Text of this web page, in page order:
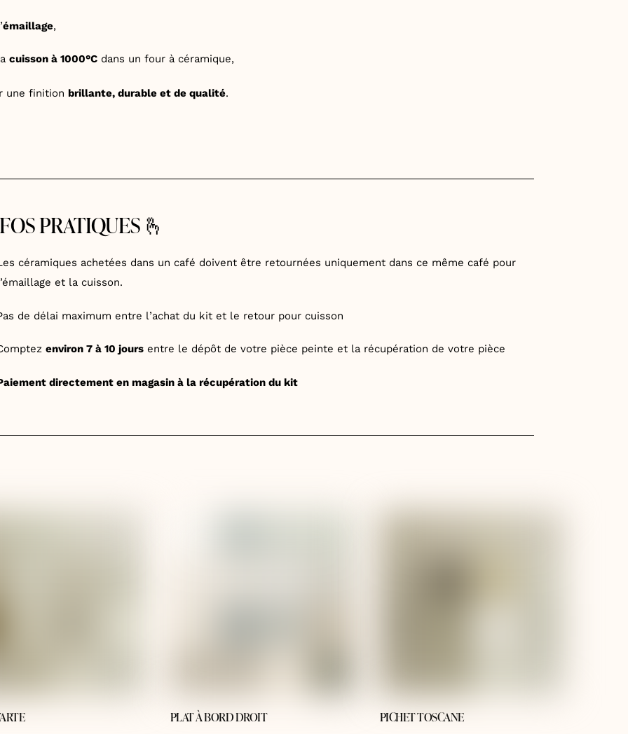
émaillage,
cuisson à 1000°Cdans un four à céramique,
une finition brillante, durable et de qualité.
PRATIQUES 🫰
céramiques achetées dans un café doivent être retournées uniquement dans ce même café pour
et la cuisson.
de délai maximum entre l’achat du kit et le retour pour cuisson
environ 7 à 10 joursentre le dépôt de votre pièce peinte et la récupération de votre pièce
directement en magasin à la récupération du kit
PLAT À BORD DROIT PICHET TOSCANE